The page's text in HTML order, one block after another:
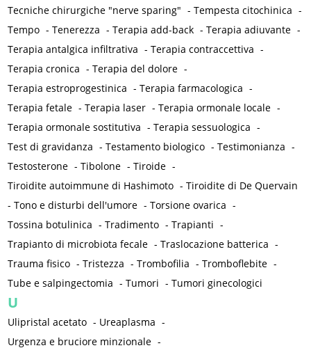
Tecniche chirurgiche "nerve sparing" -Tempesta citochinica -
Tempo -Tenerezza -Terapia add-back -Terapia adiuvante -
Terapia antalgica infiltrativa -Terapia contraccettiva -
Terapia cronica -Terapia del dolore -
Terapia estroprogestinica -Terapia farmacologica -
Terapia fetale -Terapia laser -Terapia ormonale locale -
Terapia ormonale sostitutiva -Terapia sessuologica -
Test di gravidanza -Testamento biologico -Testimonianza -
Testosterone -Tibolone -Tiroide -
Tiroidite autoimmune di Hashimoto -Tiroidite di De Quervain
-Tono e disturbi dell'umore -Torsione ovarica -
Tossina botulinica -Tradimento -Trapianti -
Trapianto di microbiota fecale -Traslocazione batterica -
Trauma fisico -Tristezza -Trombofilia -Tromboflebite -
Tube e salpingectomia -Tumori -Tumori ginecologici
U
Ulipristal acetato - Ureaplasma -
Urgenza e bruciore minzionale -